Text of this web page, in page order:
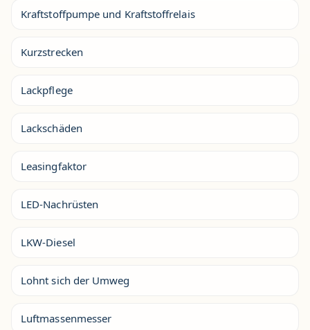
Kraftstoffpumpe und Kraftstoffrelais
Kurzstrecken
Lackpflege
Lackschäden
Leasingfaktor
LED-Nachrüsten
LKW-Diesel
Lohnt sich der Umweg
Luftmassenmesser